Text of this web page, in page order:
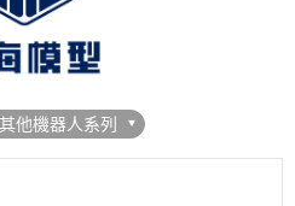
其他機器人系列